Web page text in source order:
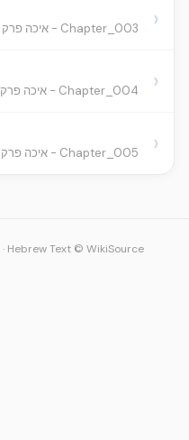
Chapter_003 - איכה פרק ג ›
Chapter_004 - איכה פרק ד ›
Chapter_005 - איכה פרק ה ›
· Hebrew Text © WikiSource